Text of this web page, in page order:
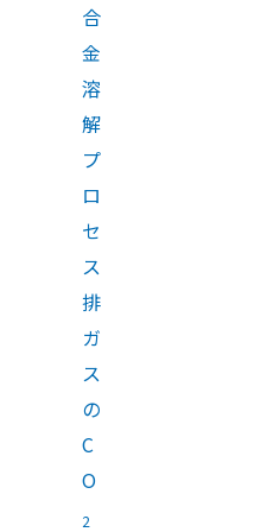
合
金
溶
解
プ
ロ
セ
ス
排
ガ
ス
の
C
O
2